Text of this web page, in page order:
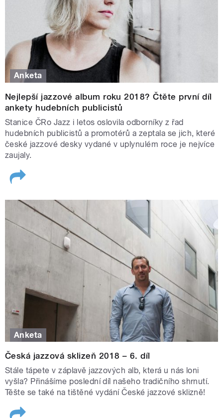
Anketa
Nejlepší jazzové album roku 2018? Čtěte první díl
ankety hudebních publicistů
Stanice ČRo Jazz i letos oslovila odborníky z řad
hudebních publicistů a promotérů a zeptala se jich, které
české jazzové desky vydané v uplynulém roce je nejvíce
zaujaly.
Anketa
Česká jazzová sklizeň 2018 – 6. díl
Stále tápete v záplavě jazzových alb, která u nás loni
vyšla? Přinášíme poslední díl našeho tradičního shrnutí.
Těšte se také na tištěné vydání České jazzové sklizně!